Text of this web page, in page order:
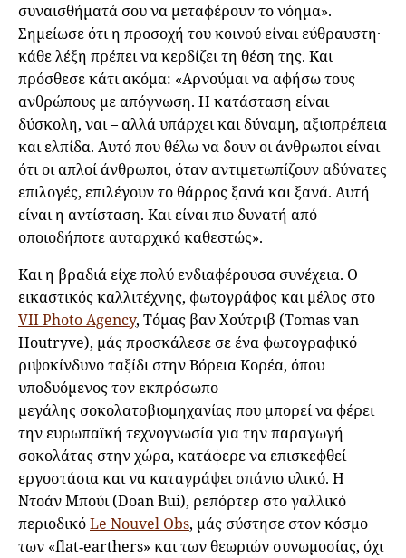
συναισθήματά σου να μεταφέρουν το νόημα».
Σημείωσε ότι η προσοχή του κοινού είναι εύθραυστη·
κάθε λέξη πρέπει να κερδίζει τη θέση της. Και
πρόσθεσε κάτι ακόμα: «Αρνούμαι να αφήσω τους
ανθρώπους με απόγνωση. Η κατάσταση είναι
δύσκολη, ναι – αλλά υπάρχει και δύναμη, αξιοπρέπεια
και ελπίδα. Αυτό που θέλω να δουν οι άνθρωποι είναι
ότι οι απλοί άνθρωποι, όταν αντιμετωπίζουν αδύνατες
επιλογές, επιλέγουν το θάρρος ξανά και ξανά. Αυτή
είναι η αντίσταση. Και είναι πιο δυνατή από
οποιοδήποτε αυταρχικό καθεστώς».
Και η βραδιά είχε πολύ ενδιαφέρουσα συνέχεια. Ο
εικαστικός καλλιτέχνης, φωτογράφος και μέλος στο
VII Photo Agency, Τόμας βαν Χούτριβ (Tomas van
Houtryve), μάς προσκάλεσε σε ένα φωτογραφικό
ριψοκίνδυνο ταξίδι στην Βόρεια Κορέα, όπου
υποδυόμενος τον εκπρόσωπο
μεγάλης σοκολατοβιομηχανίας που μπορεί να φέρει
την ευρωπαϊκή τεχνογνωσία για την παραγωγή
σοκολάτας στην χώρα, κατάφερε να επισκεφθεί
εργοστάσια και να καταγράψει σπάνιο υλικό. H
Ντοάν Μπούι (Doan Bui), ρεπόρτερ στο γαλλικό
περιοδικόLe Nouvel Obs, μάς σύστησε στον κόσμο
των «flat‑earthers» και των θεωριών συνωμοσίας, όχι